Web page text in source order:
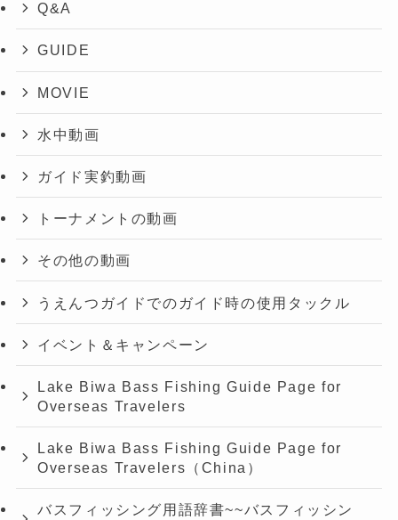
Q&A
GUIDE
MOVIE
水中動画
ガイド実釣動画
トーナメントの動画
その他の動画
うえんつガイドでのガイド時の使用タックル
イベント＆キャンペーン
Lake Biwa Bass Fishing Guide Page for
Overseas Travelers
Lake Biwa Bass Fishing Guide Page for
Overseas Travelers（China）
バスフィッシング用語辞書~~バスフィッシン